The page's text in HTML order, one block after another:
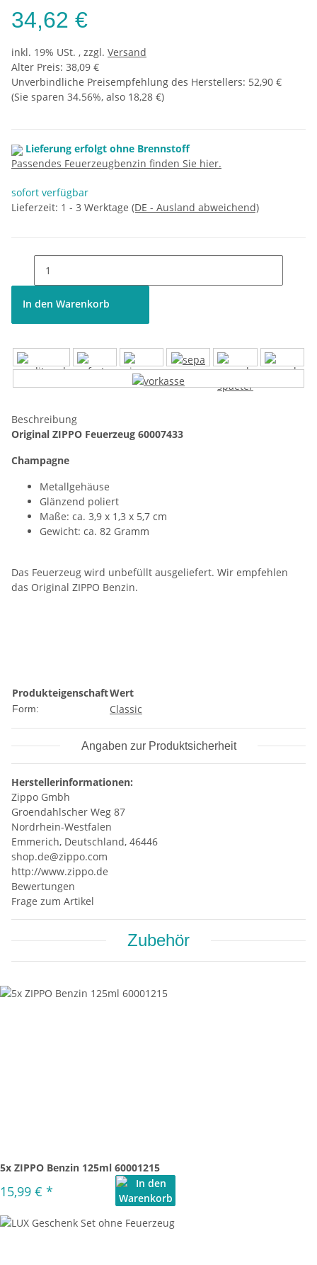
34,62 €
inkl. 19% USt. , zzgl. Versand
Alter Preis: 38,09 €
Unverbindliche Preisempfehlung des Herstellers: 52,90 €
(Sie sparen 34.56%, also 18,28 €)
Lieferung erfolgt ohne Brennstoff
Passendes Feuerzeugbenzin finden Sie hier.
sofort verfügbar
Lieferzeit: 1 - 3 Werktage (DE - Ausland abweichend)
In den Warenkorb
Beschreibung
Original ZIPPO Feuerzeug 60007433
Champagne
Metallgehäuse
Glänzend poliert
Maße: ca. 3,9 x 1,3 x 5,7 cm
Gewicht: ca. 82 Gramm
Das Feuerzeug wird unbefüllt ausgeliefert. Wir empfehlen
das Original ZIPPO Benzin.
ProdukteigenschaftWert
Form: Classic
Angaben zur Produktsicherheit
Herstellerinformationen:
Zippo Gmbh
Groendahlscher Weg 87
Nordrhein-Westfalen
Emmerich, Deutschland, 46446
shop.de@zippo.com
http://www.zippo.de
Bewertungen
Frage zum Artikel
Zubehör
5x ZIPPO Benzin 125ml 60001215
15,99 € *